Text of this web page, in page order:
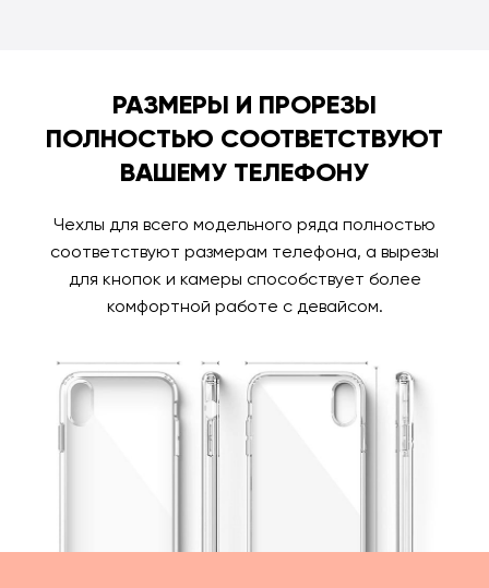
РАЗМЕРЫ И ПРОРЕЗЫ
ПОЛНОСТЬЮ СООТВЕТСТВУЮТ
ВАШЕМУ ТЕЛЕФОНУ
Чехлы для всего модельного ряда полностью
соответствуют размерам телефона, а вырезы
для кнопок и камеры способствует более
комфортной работе с девайсом.